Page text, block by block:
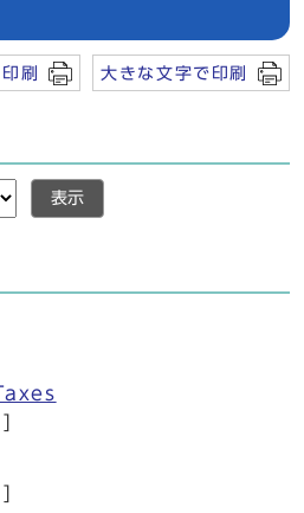
印刷 大きな文字で印刷
表示